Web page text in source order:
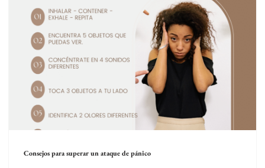
Consejos para superar un ataque de pánico